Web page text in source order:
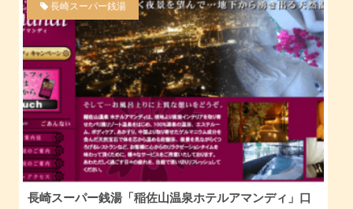
長崎スーパー銭湯
長崎スーパー銭湯「稲佐山温泉ホテルアマンディ」口